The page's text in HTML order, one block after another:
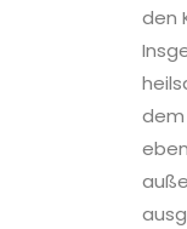
den
dem